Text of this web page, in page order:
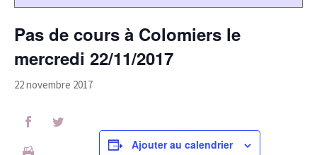
Pas de cours à Colomiers le
mercredi 22/11/2017
22 novembre 2017
Ajouter au calendrier